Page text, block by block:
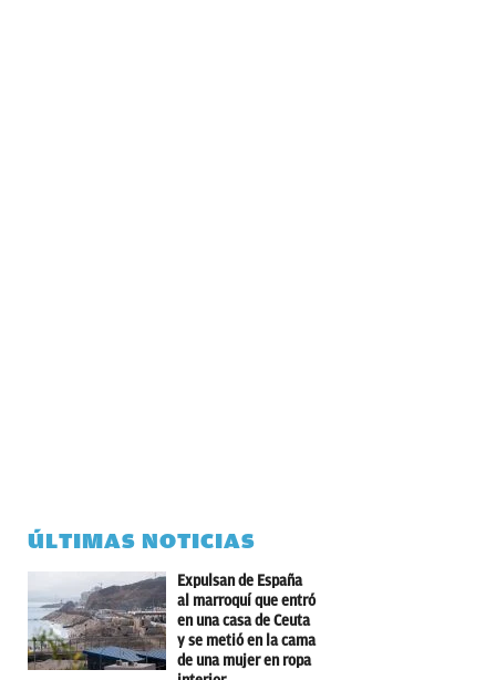
ÚLTIMAS NOTICIAS
Expulsan de España
al marroquí que entró
en una casa de Ceuta
y se metió en la cama
de una mujer en ropa